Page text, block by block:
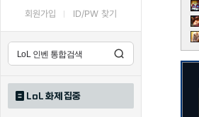
회원가입 ID/PW 찾기
LoL 화제 집중